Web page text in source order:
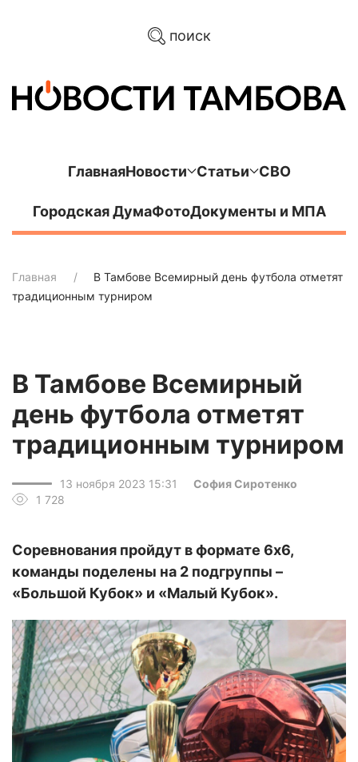
поиск
ГлавнаяНовости Статьи СВО
Городская ДумаФотоДокументы и МПА
Главная
В Тамбове Всемирный день футбола отметят
традиционным турниром
В Тамбове Всемирный
день футбола отметят
традиционным турниром
13 ноября 2023 15:31
София Сиротенко
1 728
Соревнования пройдут в формате 6х6,
команды поделены на 2 подгруппы –
«Большой Кубок» и «Малый Кубок».